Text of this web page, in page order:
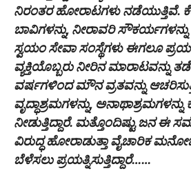
ನಿರಂತರ ಹೋರಾಟಗಳು ನಡೆಯುತ್ತಿವೆ. ಕೆರೆ
ಬಾವಿಗಳನ್ನು, ನೀರಾವರಿ
ಸ್ವಯಂ ಸೇವಾ ಸಂಸ್ಥೆಗಳು ಈಗಲೂ
ವ್ಯಕ್ತಿಯೊಬ್ಬರು ನೀರಿನ ಮಾರಾಟವನ್ನು
ವರ್ಷಗಳಿಂದ ಮೌನ ವ್ರತವನ್ನು
ವೃದ್ಧಾಶ್ರಮಗಳನ್ನು,
ನೀಡುತ್ತಿದ್ದಾರೆ. ಮತ್ತೊಂದಿಷ್ಟು ಜನ ಈ
ವಿರುದ್ಧ ಹೋರಾಡುತ್ತಾ ವೈಚಾರಿಕ
ಬೆಳೆಸಲು ಪ್ರಯತ್ನಿಸುತ್ತಿದ್ದಾರೆ……